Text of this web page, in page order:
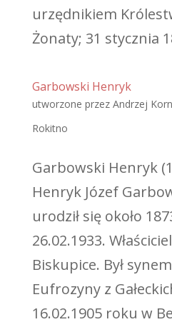
urzędnikiem
Żonaty; 31 stycznia
Garbowski Henryk
utworzone przez Andrzej
Rokitno
Garbowski Henryk
Henryk Józef
urodził się około
26.02.1933.
Biskupice. Był
Eufrozyny z
16.02.1905 roku w